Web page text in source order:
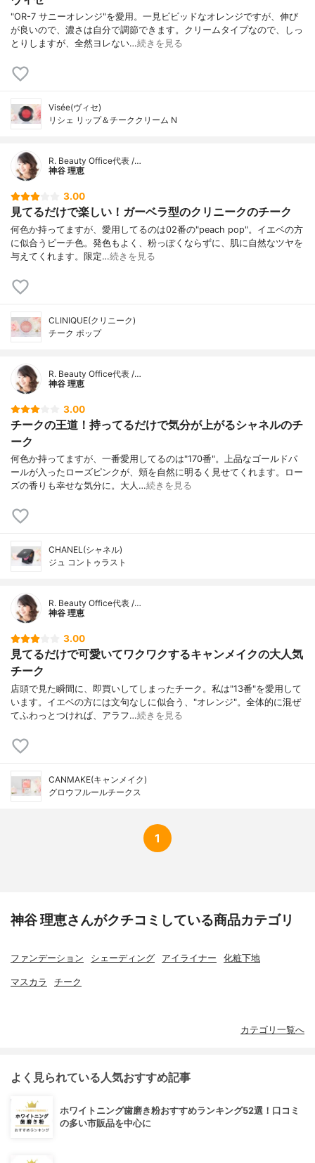
"OR-7 サニーオレンジ"を愛用。一見ビビッドなオレンジですが、伸び
が良いので、濃さは自分で調節できます。クリームタイプなので、しっ
とりしますが、全然ヨレない…続きを見る
Visée(ヴィセ)
リシェ リップ＆チーククリーム N
R. Beauty Office代表 /…
神谷 理恵
3.00
見てるだけで楽しい！ガーベラ型のクリニークのチーク
何色か持ってますが、愛用してるのは02番の"peach pop"。イエベの方
に似合うピーチ色。発色もよく、粉っぽくならずに、肌に自然なツヤを
与えてくれます。限定…続きを見る
CLINIQUE(クリニーク)
チーク ポップ
R. Beauty Office代表 /…
神谷 理恵
3.00
チークの王道！持ってるだけで気分が上がるシャネルのチ
ーク
何色か持ってますが、一番愛用してるのは"170番"。上品なゴールドパ
ールが入ったローズピンクが、頬を自然に明るく見せてくれます。ロー
ズの香りも幸せな気分に。大人…続きを見る
CHANEL(シャネル)
ジュ コントゥラスト
R. Beauty Office代表 /…
神谷 理恵
3.00
見てるだけで可愛いてワクワクするキャンメイクの大人気
チーク
店頭で見た瞬間に、即買いしてしまったチーク。私は"13番"を愛用して
います。イエベの方には文句なしに似合う、"オレンジ"。全体的に混ぜ
てふわっとつければ、アラフ…続きを見る
CANMAKE(キャンメイク)
グロウフルールチークス
1
神谷 理恵さんがクチコミしている商品カテゴリ
ファンデーション シェーディング アイライナー 化粧下地
マスカラ チーク
カテゴリ一覧へ
よく見られている人気おすすめ記事
ホワイトニング歯磨き粉おすすめランキング52選！口コミ
の多い市販品を中心に